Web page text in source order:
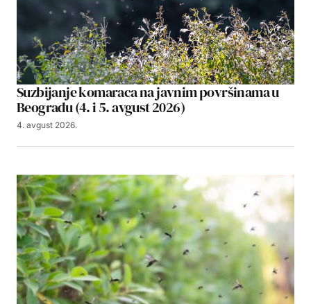
Suzbijanje komaraca na javnim površinama u
Beogradu (4. i 5. avgust 2026)
4. avgust 2026.